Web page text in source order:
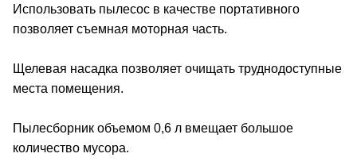
Использовать пылесос в качестве портативного
позволяет съемная моторная часть.
Щелевая насадка позволяет очищать труднодоступные
места помещения.
Пылесборник объемом 0,6 л вмещает большое
количество мусора.